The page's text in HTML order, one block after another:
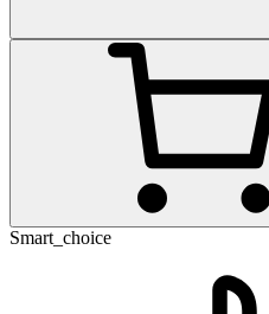
Smart_choice